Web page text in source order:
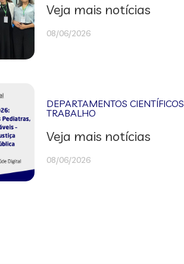
Veja mais notícias
08/06/2026
DEPARTAMENTOS CIENTÍFICOS
TRABALHO
Veja mais notícias
08/06/2026